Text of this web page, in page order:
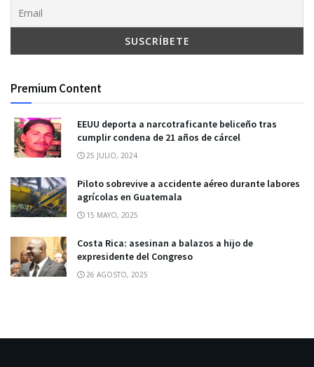
Premium Content
EEUU deporta a narcotraficante beliceño tras
cumplir condena de 21 años de cárcel
25 JULIO, 2024
Piloto sobrevive a accidente aéreo durante labores
agrícolas en Guatemala
15 MAYO, 2025
Costa Rica: asesinan a balazos a hijo de
expresidente del Congreso
26 AGOSTO, 2025